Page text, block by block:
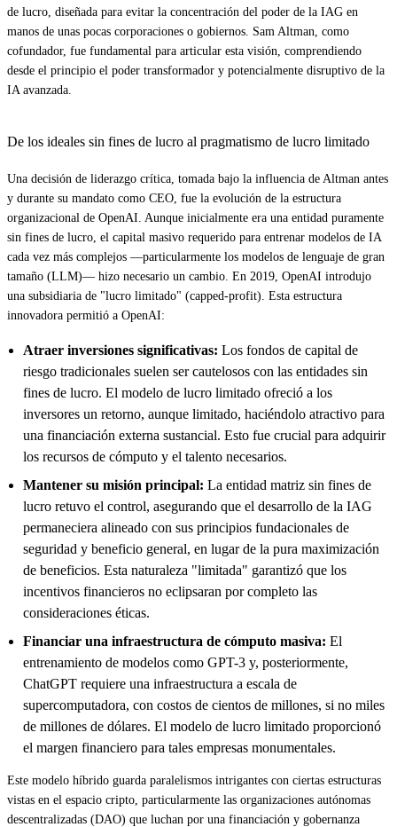
de lucro, diseñada para evitar la concentración del poder de la IAG en
manos de unas pocas corporaciones o gobiernos. Sam Altman, como
cofundador, fue fundamental para articular esta visión, comprendiendo
desde el principio el poder transformador y potencialmente disruptivo de la
IA avanzada.
De los ideales sin fines de lucro al pragmatismo de lucro limitado
Una decisión de liderazgo crítica, tomada bajo la influencia de Altman antes
y durante su mandato como CEO, fue la evolución de la estructura
organizacional de OpenAI. Aunque inicialmente era una entidad puramente
sin fines de lucro, el capital masivo requerido para entrenar modelos de IA
cada vez más complejos —particularmente los modelos de lenguaje de gran
tamaño (LLM)— hizo necesario un cambio. En 2019, OpenAI introdujo
una subsidiaria de "lucro limitado" (capped-profit). Esta estructura
innovadora permitió a OpenAI:
Atraer inversiones significativas: Los fondos de capital de
riesgo tradicionales suelen ser cautelosos con las entidades sin
fines de lucro. El modelo de lucro limitado ofreció a los
inversores un retorno, aunque limitado, haciéndolo atractivo para
una financiación externa sustancial. Esto fue crucial para adquirir
los recursos de cómputo y el talento necesarios.
Mantener su misión principal: La entidad matriz sin fines de
lucro retuvo el control, asegurando que el desarrollo de la IAG
permaneciera alineado con sus principios fundacionales de
seguridad y beneficio general, en lugar de la pura maximización
de beneficios. Esta naturaleza "limitada" garantizó que los
incentivos financieros no eclipsaran por completo las
consideraciones éticas.
Financiar una infraestructura de cómputo masiva: El
entrenamiento de modelos como GPT-3 y, posteriormente,
ChatGPT requiere una infraestructura a escala de
supercomputadora, con costos de cientos de millones, si no miles
de millones de dólares. El modelo de lucro limitado proporcionó
el margen financiero para tales empresas monumentales.
Este modelo híbrido guarda paralelismos intrigantes con ciertas estructuras
vistas en el espacio cripto, particularmente las organizaciones autónomas
descentralizadas (DAO) que luchan por una financiación y gobernanza